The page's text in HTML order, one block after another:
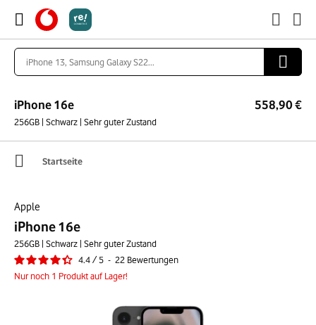
iPhone 16e
256GB | Schwarz | Sehr guter Zustand
558,90 €
Startseite
Apple
iPhone 16e
256GB | Schwarz | Sehr guter Zustand
4.4/5 - 22 Bewertungen
Nur noch 1 Produkt auf Lager!